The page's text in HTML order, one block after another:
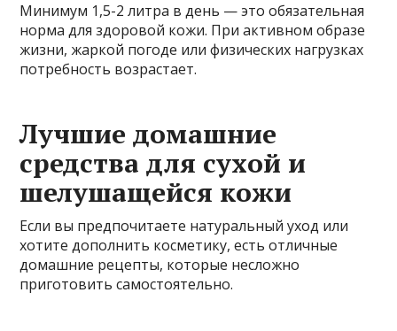
Минимум 1,5-2 литра в день — это обязательная
норма для здоровой кожи. При активном образе
жизни, жаркой погоде или физических нагрузках
потребность возрастает.
Лучшие домашние
средства для сухой и
шелушащейся кожи
Если вы предпочитаете натуральный уход или
хотите дополнить косметику, есть отличные
домашние рецепты, которые несложно
приготовить самостоятельно.